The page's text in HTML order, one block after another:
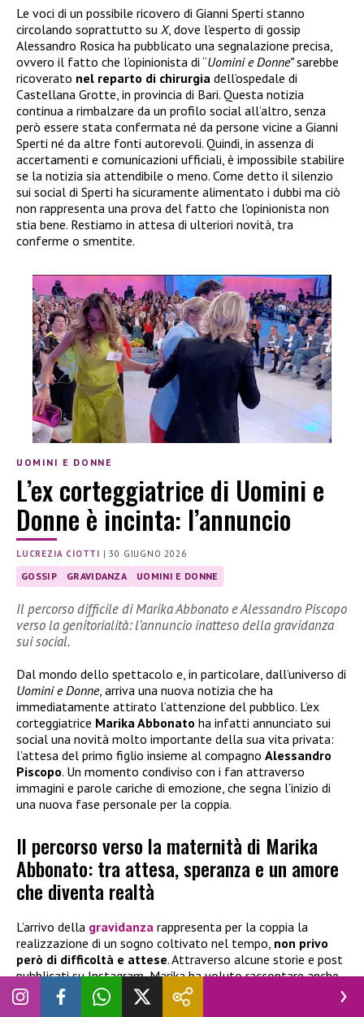
Le voci di un possibile ricovero di Gianni Sperti stanno
circolando soprattutto su X, dove l’esperto di gossip
Alessandro Rosica ha pubblicato una segnalazione precisa,
ovvero il fatto che l’opinionista di “Uomini e Donne”sarebbe
ricoverato nel reparto di chirurgia dell’ospedale di
Castellana Grotte, in provincia di Bari. Questa notizia
continua a rimbalzare da un profilo social all’altro, senza
però essere stata confermata né da persone vicine a Gianni
Sperti né da altre fonti autorevoli. Quindi, in assenza di
accertamenti e comunicazioni ufficiali, è impossibile stabilire
se la notizia sia attendibile o meno. Come detto il silenzio
sui social di Sperti ha sicuramente alimentato i dubbi ma ciò
non rappresenta una prova del fatto che l’opinionista non
stia bene. Restiamo in attesa di ulteriori novità, tra
conferme o smentite.
UOMINI E DONNE
L’ex corteggiatrice di Uomini e
Donne è incinta: l’annuncio
LUCREZIA CIOTTI |30 GIUGNO 2026
GOSSIP GRAVIDANZA UOMINI E DONNE
Il percorso difficile di Marika Abbonato e Alessandro Piscopo
verso la genitorialità: l’annuncio inatteso della gravidanza
sui social.
Dal mondo dello spettacolo e, in particolare, dall’universo di
Uomini e Donne, arriva una nuova notizia che ha
immediatamente attirato l’attenzione del pubblico. L’ex
corteggiatrice Marika Abbonato ha infatti annunciato sui
social una novità molto importante della sua vita privata:
l’attesa del primo figlio insieme al compagno Alessandro
Piscopo. Un momento condiviso con i fan attraverso
immagini e parole cariche di emozione, che segna l’inizio di
una nuova fase personale per la coppia.
Il percorso verso la maternità di Marika
Abbonato: tra attesa, speranza e un amore
che diventa realtà
L’arrivo della gravidanza rappresenta per la coppia la
realizzazione di un sogno coltivato nel tempo, non privo
però di difficoltà e attese. Attraverso alcune storie e post
pubblicati su Instagram, Marika ha voluto raccontare anche
il lato più intimo e delicato di questo percorso, parlando
apertamente delle emozioni vissute. In uno dei suoi